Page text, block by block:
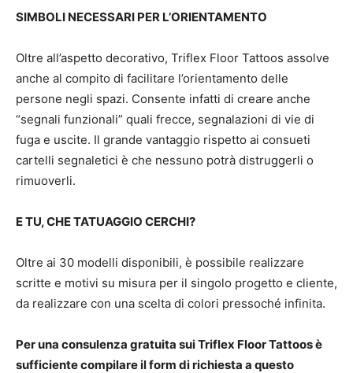
SIMBOLI NECESSARI PER L’ORIENTAMENTO
Oltre all’aspetto decorativo, Triflex Floor Tattoos assolve
anche al compito di facilitare l’orientamento delle
persone negli spazi. Consente infatti di creare anche
“segnali funzionali” quali frecce, segnalazioni di vie di
fuga e uscite. Il grande vantaggio rispetto ai consueti
cartelli segnaletici è che nessuno potrà distruggerli o
rimuoverli.
E TU, CHE TATUAGGIO CERCHI?
Oltre ai 30 modelli disponibili, è possibile realizzare
scritte e motivi su misura per il singolo progetto e cliente,
da realizzare con una scelta di colori pressoché infinita.
Per una consulenza gratuita sui Triflex Floor Tattoos è
sufficiente compilare il form di richiesta a questo